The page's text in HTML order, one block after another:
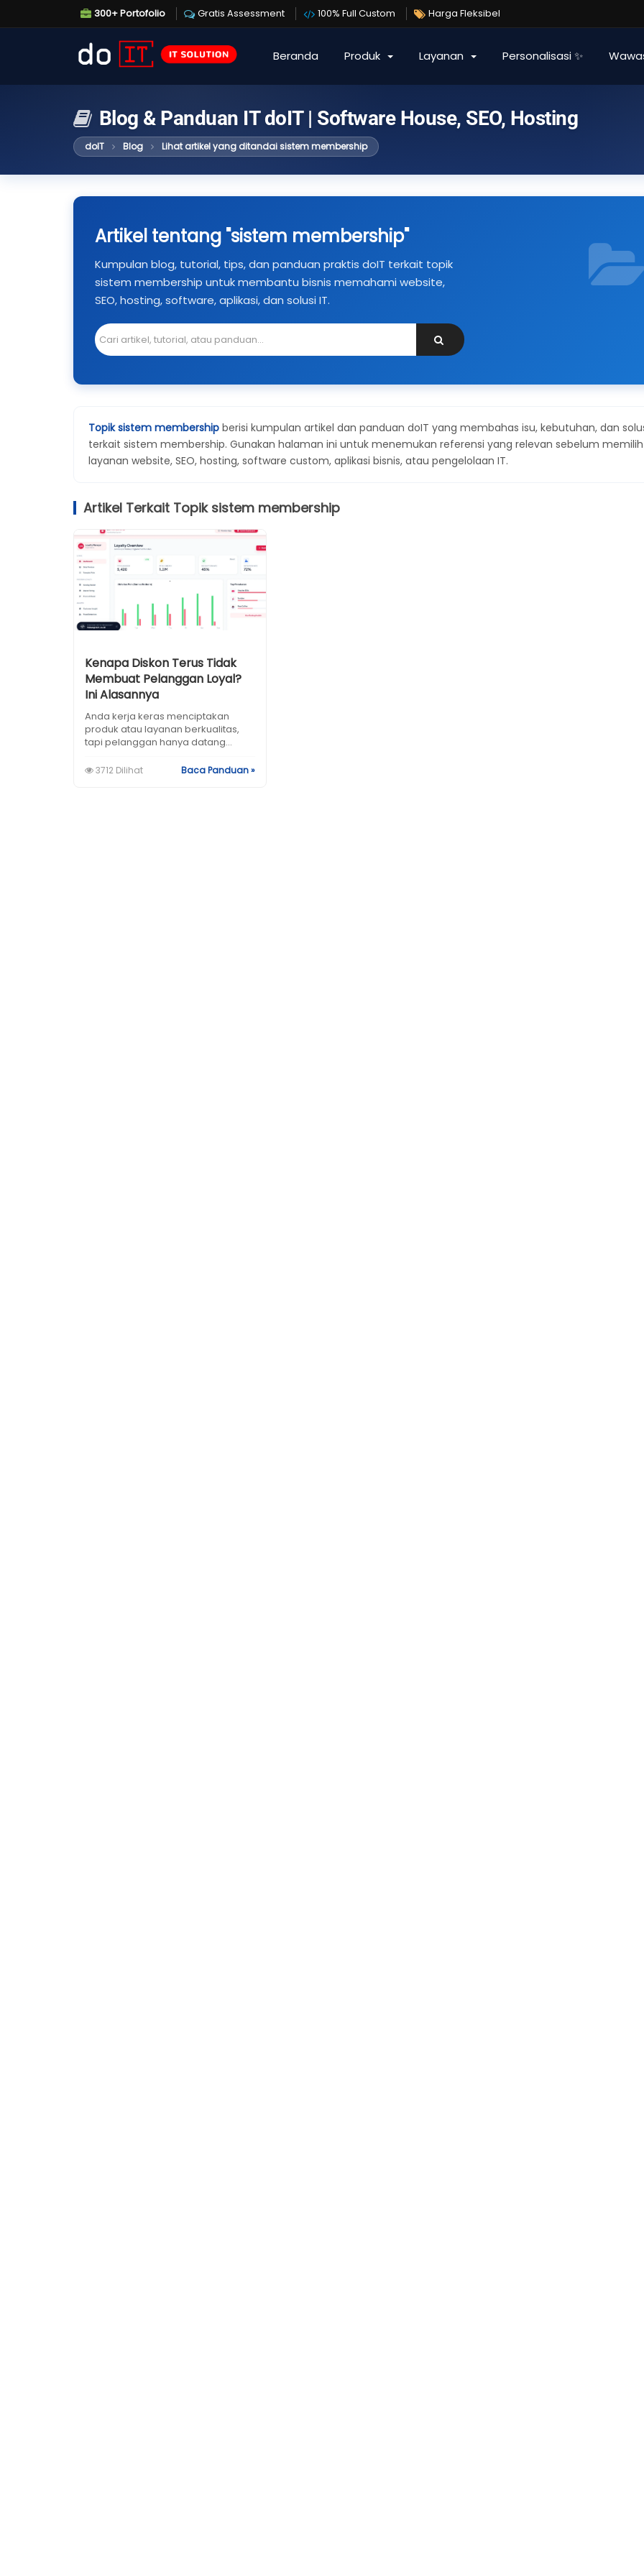
300+ Portofolio Gratis Assessment 100% Full Custom Harga Fleksibel
Beranda Produk Layanan Personalisasi ✨
Blog & Panduan IT doIT | Software House, SEO, Hosting
doIT Blog Lihat artikel yang ditandai sistem membership
Artikel tentang "sistem membership"
Kumpulan blog, tutorial, tips, dan panduan praktis doIT terkait topik
sistem membership untuk membantu bisnis memahami website,
SEO, hosting, software, aplikasi, dan solusi IT.
Topik sistem membership berisi kumpulan artikel dan panduan doIT yang membahas isu, kebutuhan, dan
terkait sistem membership. Gunakan halaman ini untuk menemukan referensi yang relevan sebelum memilih
layanan website, SEO, hosting, software custom, aplikasi bisnis, atau pengelolaan IT.
Artikel Terkait Topik sistem membership
Kenapa Diskon Terus Tidak
Membuat Pelanggan Loyal?
Ini Alasannya
Anda kerja keras menciptakan
produk atau layanan berkualitas,
tapi pelanggan hanya datang...
3712 Dilihat Baca Panduan »